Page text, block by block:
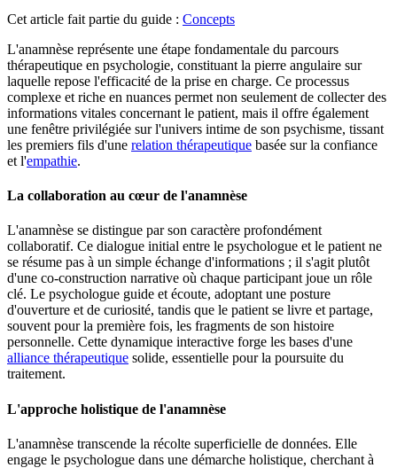
Cet article fait partie du guide : Concepts
L'anamnèse représente une étape fondamentale du parcours
thérapeutique en psychologie, constituant la pierre angulaire sur
laquelle repose l'efficacité de la prise en charge. Ce processus
complexe et riche en nuances permet non seulement de collecter des
informations vitales concernant le patient, mais il offre également
une fenêtre privilégiée sur l'univers intime de son psychisme, tissant
les premiers fils d'une relation thérapeutique basée sur la confiance
et l'empathie.
La collaboration au cœur de l'anamnèse
L'anamnèse se distingue par son caractère profondément
collaboratif. Ce dialogue initial entre le psychologue et le patient ne
se résume pas à un simple échange d'informations ; il s'agit plutôt
d'une co-construction narrative où chaque participant joue un rôle
clé. Le psychologue guide et écoute, adoptant une posture
d'ouverture et de curiosité, tandis que le patient se livre et partage,
souvent pour la première fois, les fragments de son histoire
personnelle. Cette dynamique interactive forge les bases d'une
alliance thérapeutique solide, essentielle pour la poursuite du
traitement.
L'approche holistique de l'anamnèse
L'anamnèse transcende la récolte superficielle de données. Elle
engage le psychologue dans une démarche holistique, cherchant à